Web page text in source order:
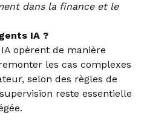
dans la finance et le
IA ?
opèrent de manière
les cas complexes
selon des règles de
reste essentielle